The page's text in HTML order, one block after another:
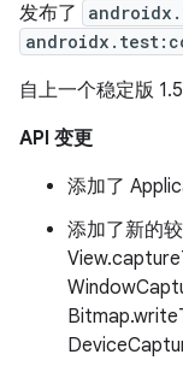
发布了
自上一个稳定版
API 变更
添加了
添加了新的